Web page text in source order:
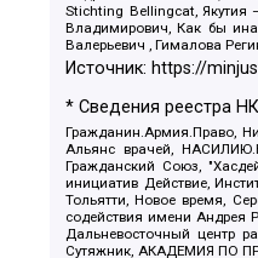
Stichting Bellingcat,
Владимирович, Как бы
Валерьевич , Гималова
Источник: https://
* Сведения реестра
Гражданин.Армия.Право,
Альянс врачей,
Гражданский Союз,
инициатив Действие,
Тольятти, Новое время,
содействия имени Андрея
Дальневосточный центр
Сутяжник, АКАДЕМИЯ ПО